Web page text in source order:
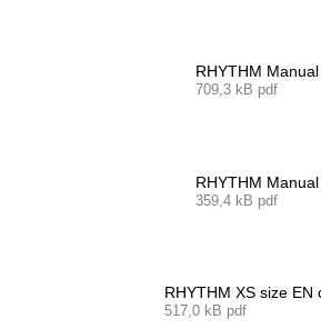
RHYTHM
709,3 kB pdf
RHYTHM
359,4 kB pdf
RHYTHM XS size EN
517,0 kB pdf